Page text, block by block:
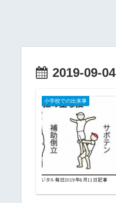
2019-09-04
小学校での出来事